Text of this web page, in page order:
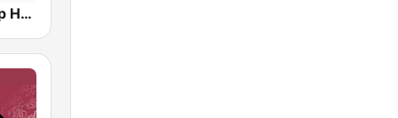
Hits Radio Hip Hop / RnB